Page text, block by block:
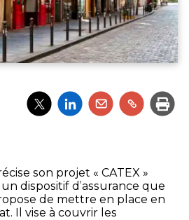
Partager
l'article
Partager
l'article
Partager
l'article
Partager
l'article
son projet « CATEX »
dispositif d’assurance que
de mettre en place en
Il vise à couvrir les